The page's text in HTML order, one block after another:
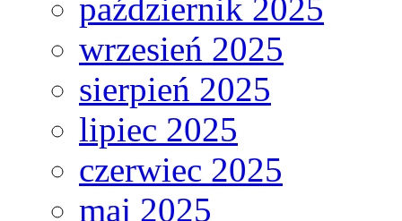
październik 2025
wrzesień 2025
sierpień 2025
lipiec 2025
czerwiec 2025
maj 2025